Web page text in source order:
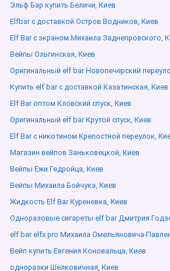
Эльф Бар купить Беличи, Киев
Elfbar с доставкой Остров Водников, Киев
Elf Bar с экраном Михаила Заднепровского,
Вейпы Ольгинская, Киев
Оригинальный elf bar Новопечерский
Купить elf bar с доставкой Казатинская, Киев
Elf Bar оптом Кловский спуск, Киев
Оригинальный elf bar Крутой спуск, Киев
Elf Bar с никотином Крепостной переулок,
Магазин вейпов Заньковецкой, Киев
Вейпы Ежи Гедройца, Киев
Вейпы Михаила Бойчука, Киев
Жидкость Elf Bar Куреневка, Киев
Одноразовые сигареты elf bar Дмитрия
elf bar elfx pro Михаила Омельяновича-
Вейп купить Евгения Коновальца, Киев
одноразки Шелковичная, Киев